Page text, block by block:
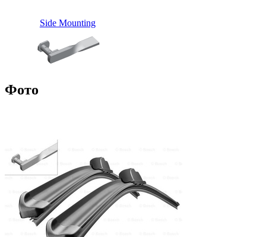
Side Mounting
Фото